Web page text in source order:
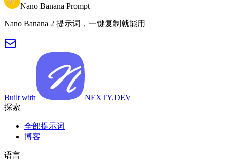
Nano Banana Prompt
Nano Banana 2 提示词，一键复制就能用
Built with
NEXTY.DEV
探索
全部提示词
博客
语言